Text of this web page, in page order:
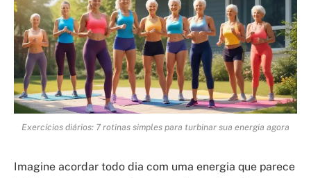
Exercícios diários: 7 rotinas simples para turbinar sua energia agora
Imagine acordar todo dia com uma energia que parece